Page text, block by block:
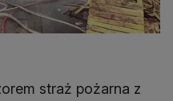
straż pożarna z